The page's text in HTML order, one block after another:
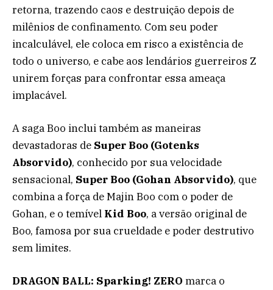
retorna, trazendo caos e destruição depois de
milênios de confinamento. Com seu poder
incalculável, ele coloca em risco a existência de
todo o universo, e cabe aos lendários guerreiros Z
unirem forças para confrontar essa ameaça
implacável.
A saga Boo inclui também as maneiras
devastadoras de Super Boo (Gotenks
Absorvido), conhecido por sua velocidade
sensacional, Super Boo (Gohan Absorvido), que
combina a força de Majin Boo com o poder de
Gohan, e o temível Kid Boo, a versão original de
Boo, famosa por sua crueldade e poder destrutivo
sem limites.
DRAGON BALL: Sparking! ZERO marca o